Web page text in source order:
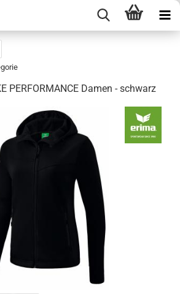
PERFORMANCE Damen - schwarz